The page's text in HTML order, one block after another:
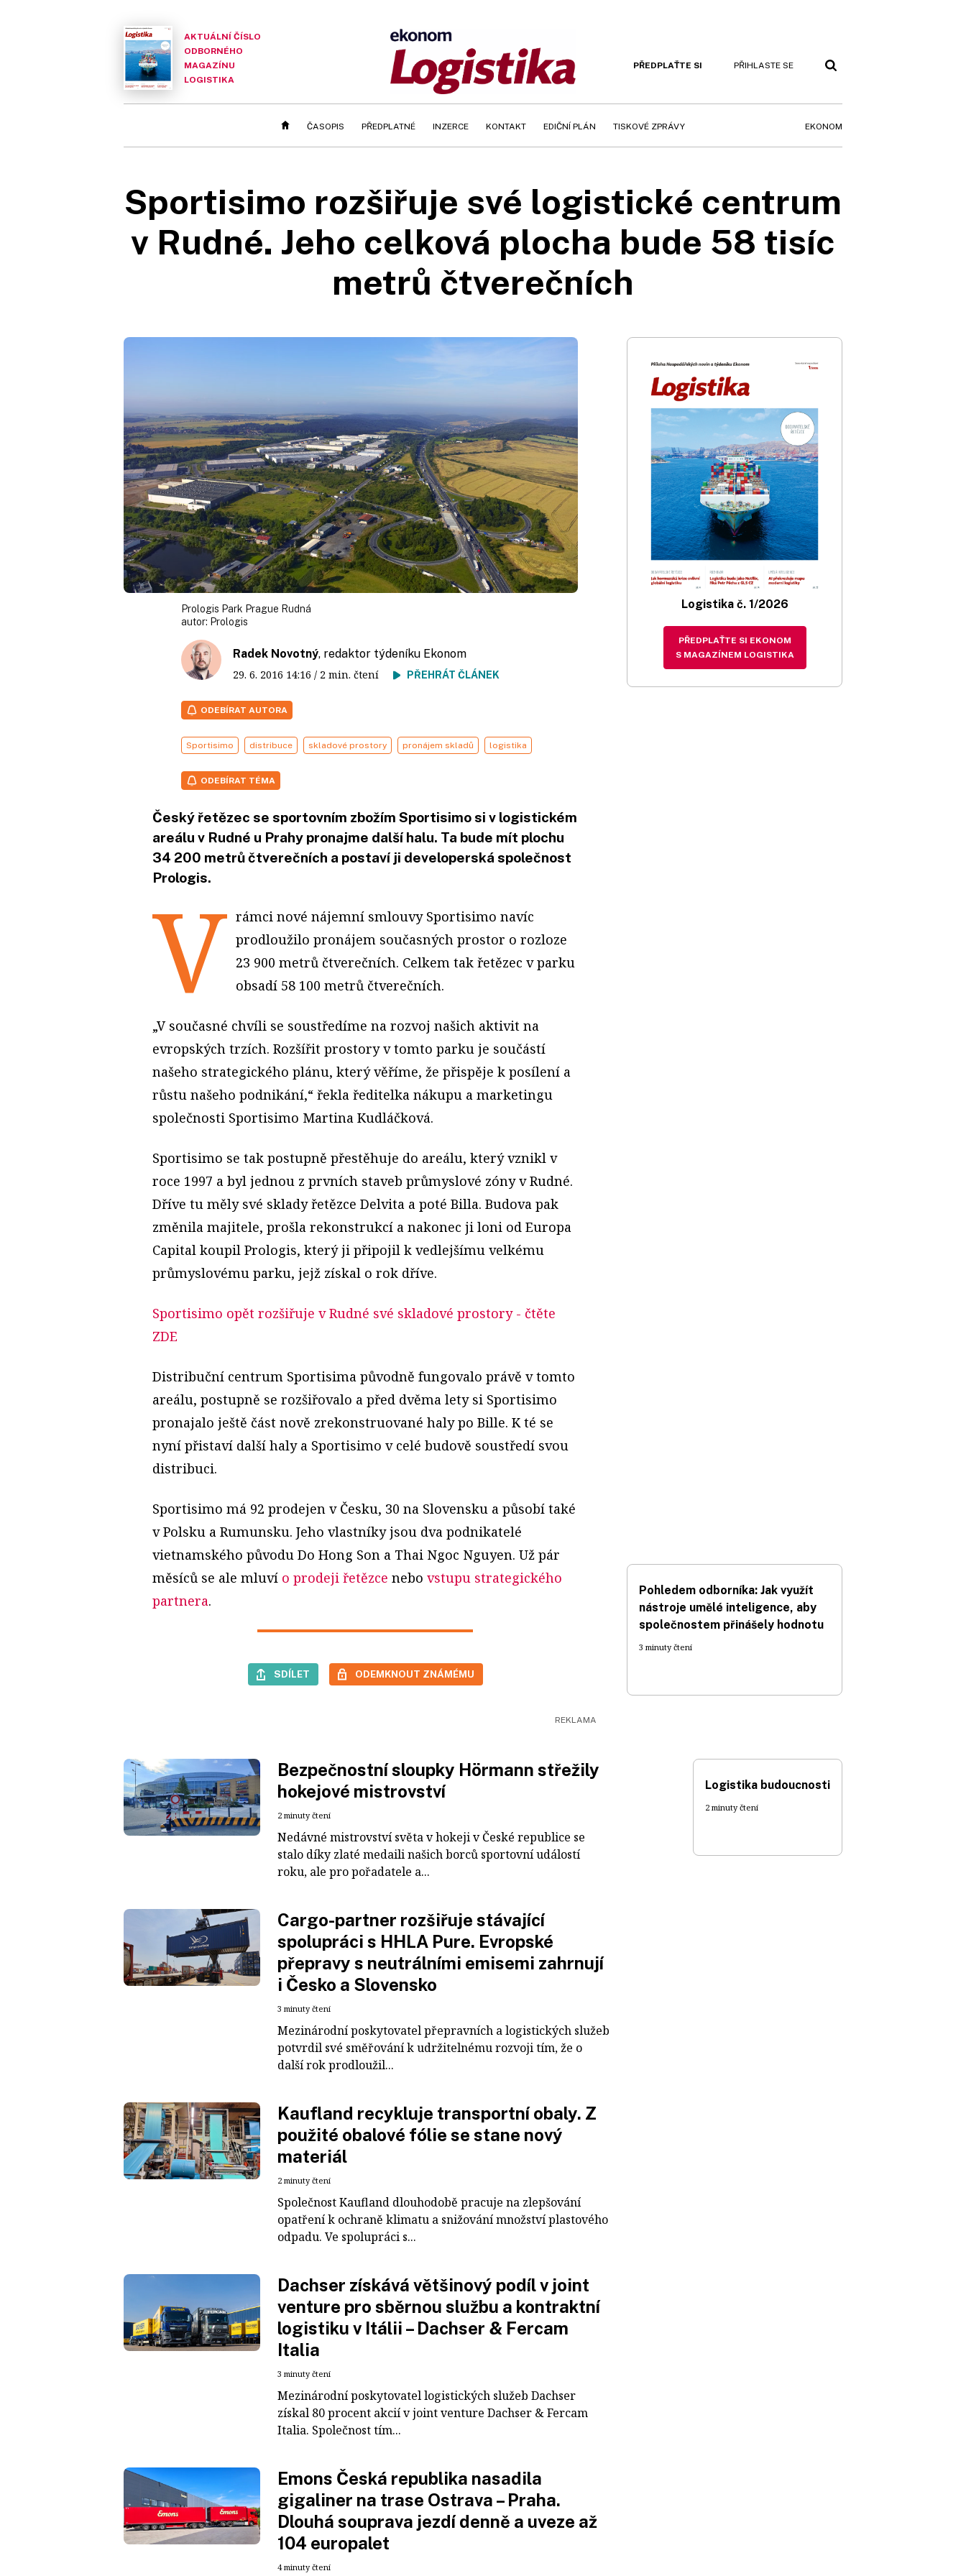
AKTUÁLNÍ ČÍSLO
ODBORNÉHO
MAGAZÍNU
LOGISTIKA
PŘEDPLAŤTE SI PŘIHLASTE SE
ČASOPIS PŘEDPLATNÉ INZERCE KONTAKT EDIČNÍ PLÁN TISKOVÉ ZPRÁVY EKONOM
Sportisimo rozšiřuje své logistické centrum
v Rudné. Jeho celková plocha bude 58 tisíc
metrů čtverečních
Prologis Park Prague Rudná
autor: Prologis
Radek Novotný, redaktor týdeníku Ekonom
29. 6. 2016 14:16 / 2 min. čtení PŘEHRÁT ČLÁNEK
ODEBÍRAT AUTORA
Sportisimo distribuce skladové prostory pronájem skladů logistika
ODEBÍRAT TÉMA
Český řetězec se sportovním zbožím Sportisimo si v logistickém
areálu v Rudné u Prahy pronajme další halu. Ta bude mít plochu
34 200 metrů čtverečních a postaví ji developerská společnost
Prologis.
V rámci nové nájemní smlouvy Sportisimo navíc
prodloužilo pronájem současných prostor o rozloze
23 900 metrů čtverečních. Celkem tak řetězec v parku
obsadí 58 100 metrů čtverečních.
„V současné chvíli se soustředíme na rozvoj našich aktivit na
evropských trzích. Rozšířit prostory v tomto parku je součástí
našeho strategického plánu, který věříme, že přispěje k posílení a
růstu našeho podnikání,“ řekla ředitelka nákupu a marketingu
společnosti Sportisimo Martina Kudláčková.
Sportisimo se tak postupně přestěhuje do areálu, který vznikl v
roce 1997 a byl jednou z prvních staveb průmyslové zóny v Rudné.
Dříve tu měly své sklady řetězce Delvita a poté Billa. Budova pak
změnila majitele, prošla rekonstrukcí a nakonec ji loni od Europa
Capital koupil Prologis, který ji připojil k vedlejšímu velkému
průmyslovému parku, jejž získal o rok dříve.
Sportisimo opět rozšiřuje v Rudné své skladové prostory- čtěte
ZDE
Distribuční centrum Sportisima původně fungovalo právě v tomto
areálu, postupně se rozšiřovalo a před dvěma lety si Sportisimo
pronajalo ještě část nově zrekonstruované haly po Bille. K té se
nyní přistaví další haly a Sportisimo v celé budově soustředí svou
distribuci.
Sportisimo má 92 prodejen v Česku, 30 na Slovensku a působí také
v Polsku a Rumunsku. Jeho vlastníky jsou dva podnikatelé
vietnamského původu Do Hong Son a Thai Ngoc Nguyen. Už pár
měsíců se ale mluví o prodeji řetězce nebo vstupu strategického
partnera.
SDÍLET ODEMKNOUT ZNÁMÉMU
Logistika č. 1/2026
PŘEDPLAŤTE SI EKONOM
S MAGAZÍNEM LOGISTIKA
Pohledem odborníka: Jak využít
nástroje umělé inteligence, aby
společnostem přinášely hodnotu
3 minuty čtení
Bezpečnostní sloupky Hörmann střežily
hokejové mistrovství
2 minuty čtení
Nedávné mistrovství světa v hokeji v České republice se
stalo díky zlaté medaili našich borců sportovní událostí
roku, ale pro pořadatele a...
Cargo-partner rozšiřuje stávající
spolupráci s HHLA Pure. Evropské
přepravy s neutrálními emisemi zahrnují
i Česko a Slovensko
3 minuty čtení
Mezinárodní poskytovatel přepravních a logistických služeb
potvrdil své směřování k udržitelnému rozvoji tím, že o
další rok prodloužil...
Kaufland recykluje transportní obaly. Z
použité obalové fólie se stane nový
materiál
2 minuty čtení
Společnost Kaufland dlouhodobě pracuje na zlepšování
opatření k ochraně klimatu a snižování množství plastového
odpadu. Ve spolupráci s...
Dachser získává většinový podíl v joint
venture pro sběrnou službu a kontraktní
logistiku v Itálii – Dachser & Fercam
Italia
3 minuty čtení
Mezinárodní poskytovatel logistických služeb Dachser
získal 80 procent akcií v joint venture Dachser & Fercam
Italia. Společnost tím...
Emons Česká republika nasadila
gigaliner na trase Ostrava – Praha.
Dlouhá souprava jezdí denně a uveze až
104 europalet
4 minuty čtení
Logistika budoucnosti
2 minuty čtení